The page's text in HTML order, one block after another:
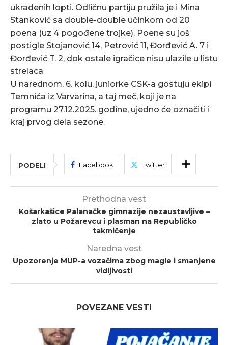
ukradenih lopti. Odličnu partiju pružila je i Mina
Stanković sa double-double učinkom od 20
poena (uz 4 pogođene trojke). Poene su još
postigle Stojanović 14, Petrović 11, Đorđević A. 7 i
Đorđević T. 2, dok ostale igračice nisu ulazile u listu
strelaca
U narednom, 6. kolu, juniorke CSK-a gostuju ekipi
Temnića iz Varvarina, a taj meč, koji je na
programu 27.12.2025. godine, ujedno će označiti i
kraj prvog dela sezone.
PODELI Facebook Twitter
Prethodna vest
Košarkašice Palanačke gimnazije nezaustavljive –
zlato u Požarevcu i plasman na Republičko
takmičenje
Naredna vest
Upozorenje MUP-a vozačima zbog magle i smanjene
vidljivosti
POVEZANE VESTI